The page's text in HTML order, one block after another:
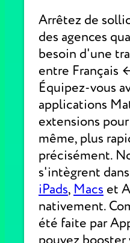
Arrêtez de
des agences
besoin d'une
entre Français
Équipez-vous
applications
extensions
même, plus
précisément.
s'intègrent
iPads, Macs et
nativement.
été faite par